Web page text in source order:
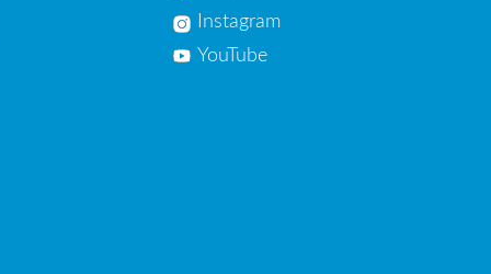
Instagram
YouTube